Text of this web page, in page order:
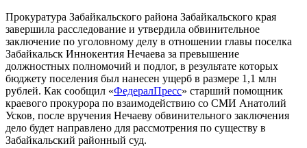
Прокуратура Забайкальского района Забайкальского края
завершила расследование и утвердила обвинительное
заключение по уголовному делу в отношении главы поселка
Забайкальск Иннокентия Нечаева за превышение
должностных полномочий и подлог, в результате которых
бюджету поселения был нанесен ущерб в размере 1,1 млн
рублей. Как сообщил «ФедералПресс» старший помощник
краевого прокурора по взаимодействию со СМИ Анатолий
Усков, после вручения Нечаеву обвинительного заключения
дело будет направлено для рассмотрения по существу в
Забайкальский районный суд.